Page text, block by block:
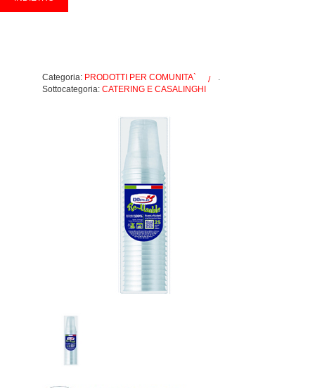
Categoria: PRODOTTI PER COMUNITA`
Sottocategoria: CATERING E CASALINGHI